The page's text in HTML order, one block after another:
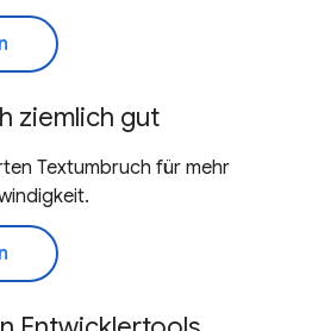
ziemlich gut
Textumbruch für mehr